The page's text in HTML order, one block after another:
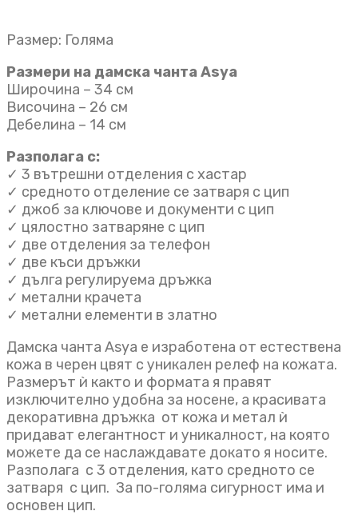
Размер: Голяма
Размери на дамска чанта Asya
Широчина – 34 см
Височина – 26 см
Дебелина – 14 см
Разполага с:
✓ 3 вътрешни отделения с хастар
✓ средното отделение се затваря с цип
✓ джоб за ключове и документи с цип
✓ цялостно затваряне с цип
✓ две отделения за телефон
✓ две къси дръжки
✓ дълга регулируема дръжка
✓ метални крачета
✓ метални елементи в златно
Дамска чанта Asya е изработена от естествена
кожа в черен цвят с уникален релеф на кожата.
Размерът ѝ както и формата я правят
изключително удобна за носене, а красивата
декоративна дръжка от кожа и метал ѝ
придават елегантност и уникалност, на която
можете да се наслаждавате докато я носите.
Разполага с 3 отделения, като средното се
затваря с цип. За по-голяма сигурност има и
основен цип.